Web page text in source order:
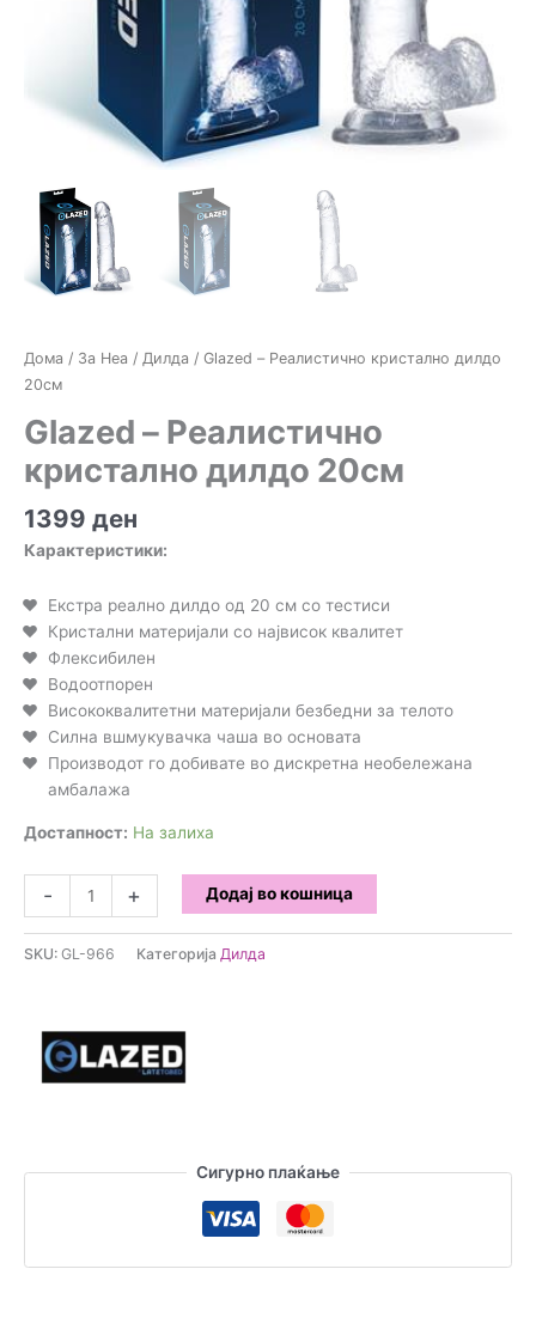
Дома / За Неа / Дилда / Glazed – Реалистично кристално дилдо
20см
Glazed – Реалистично
кристално дилдо 20см
1399 ден
Карактеристики:
Екстра реално дилдо од 20 см со тестиси
Кристални материјали со највисок квалитет
Флексибилен
Водоотпорен
Висококвалитетни материјали безбедни за телото
Силна вшмукувачка чаша во основата
Производот го добивате во дискретна необележана
амбалажа
Достапност: На залиха
-
-
Реалистично
кристално
количина
+ Додај во кошница
SKU: GL-966 Категорија Дилда
Сигурно плаќање